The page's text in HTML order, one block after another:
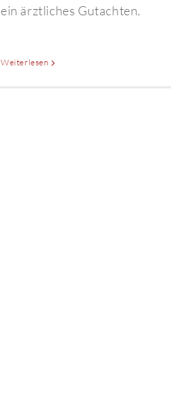
ein ärztliches Gutachten.
Weiterlesen